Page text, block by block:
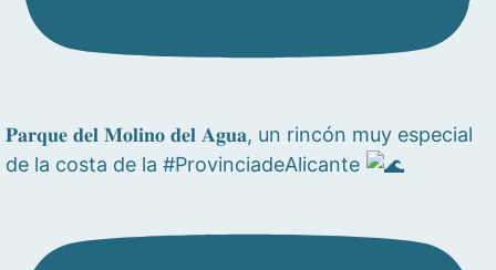
𝐏𝐚𝐫𝐪𝐮𝐞 𝐝𝐞𝐥 𝐌𝐨𝐥𝐢𝐧𝐨 𝐝𝐞𝐥 𝐀𝐠𝐮𝐚, un rincón muy especial
de la costa de la #ProvinciadeAlicante